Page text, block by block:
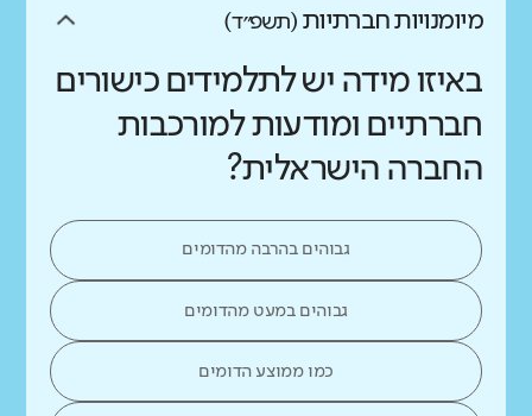
מיומנויות חברתיות (תשפ״ד)
באיזו מידה יש לתלמידים כישורים
חברתיים ומודעות למורכבות
החברה הישראלית?
גבוהים בהרבה מהדומים
גבוהים במעט מהדומים
כמו ממוצע הדומים